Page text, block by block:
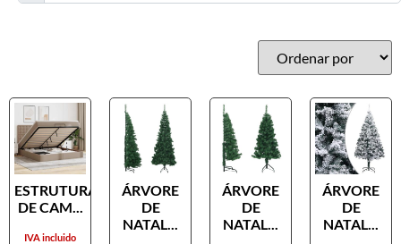
ESTRUTURA
DE CAM...
IVA incluido
ÁRVORE
DE
NATAL...
ÁRVORE
DE
NATAL...
ÁRVORE
DE
NATAL...